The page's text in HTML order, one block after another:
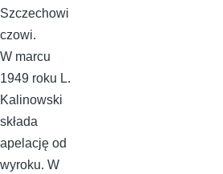
Szczechowi
czowi.
W marcu
1949 roku L.
Kalinowski
składa
apelację od
wyroku. W